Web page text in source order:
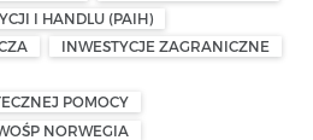
I HANDLU (PAIH)
INWESTYCJE ZAGRANICZNE
POMOCY
NORWEGIA